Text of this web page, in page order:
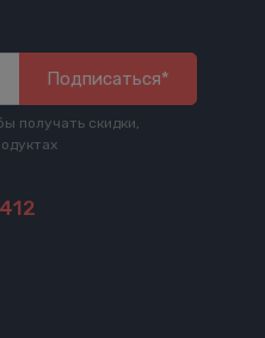
Подписаться*
получать скидки,